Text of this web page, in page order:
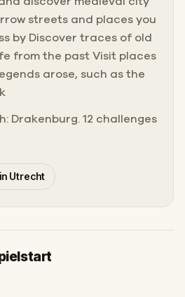
streets and places you
by Discover traces of old
from the past Visit places
arose, such as the
Drakenburg. 12 challenges
Utrecht